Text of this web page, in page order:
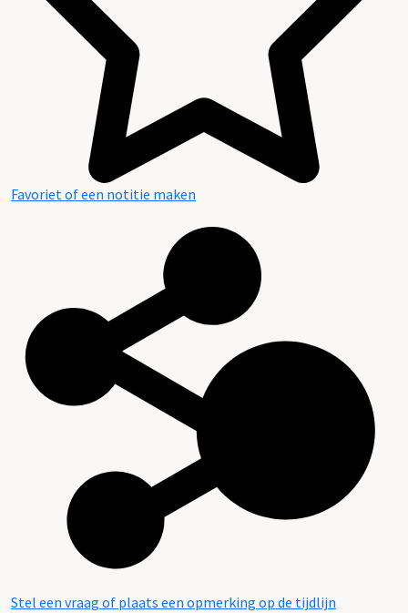
Favoriet of een notitie maken
Stel een vraag of plaats een opmerking op de tijdlijn